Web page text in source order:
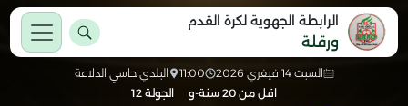
الرابطة الجهوية لكرة القدم
ورقلة
السبت 14 فيفري 2026 11:00
البلدي حاسي الدلاعة
اقل من 20 سنة-و
الجولة 12